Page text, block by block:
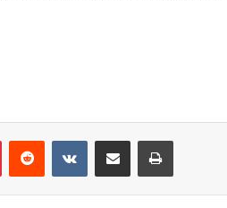
PinterestReddit VKontakteShare via Email Print